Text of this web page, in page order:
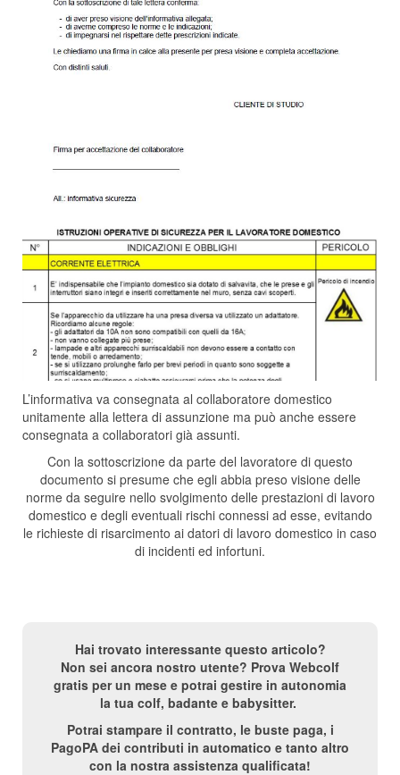
L’informativa va consegnata al collaboratore domestico
unitamente alla lettera di assunzione ma può anche essere
consegnata a collaboratori già assunti.
Con la sottoscrizione da parte del lavoratore di questo
documento si presume che egli abbia preso visione delle
norme da seguire nello svolgimento delle prestazioni di lavoro
domestico e degli eventuali rischi connessi ad esse, evitando
le richieste di risarcimento ai datori di lavoro domestico in caso
di incidenti ed infortuni.
Hai trovato interessante questo articolo?
Non sei ancora nostro utente? Prova Webcolf
gratis per un mese e potrai gestire in autonomia
la tua colf, badante e babysitter.
Potrai stampare il contratto, le buste paga, i
PagoPA dei contributi in automatico e tanto altro
con la nostra assistenza qualificata!